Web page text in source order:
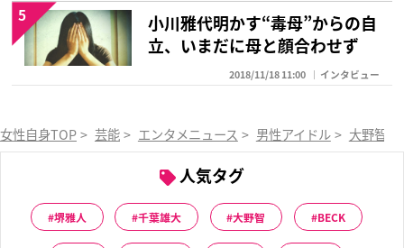
小川雅代明かす“毒母”からの自
立、いまだに母と顔合わせず
2018/11/18 11:00 インタビュー
5
女性自身TOP > 芸能 > エンタメニュース > 男性アイドル > 大野智
人気タグ
堺雅人 千葉雄大 大野智 BECK